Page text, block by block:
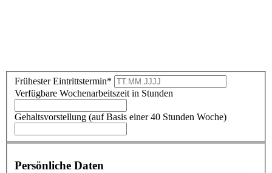
Frühester Eintrittstermin*
Verfügbare Wochenarbeitszeit in Stunden
Gehaltsvorstellung (auf Basis einer 40 Stunden Woche)
Persönliche Daten